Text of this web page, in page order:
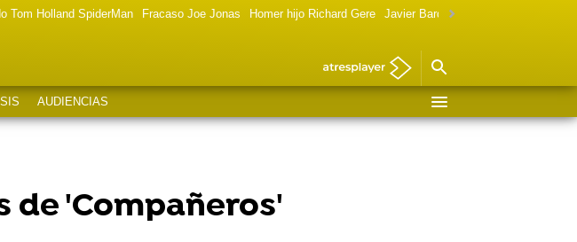
Tom Holland SpiderMan Fracaso Joe Jonas Homer hijo Richard Gere Javier Bardem política
AUDIENCIAS
de 'Compañeros'